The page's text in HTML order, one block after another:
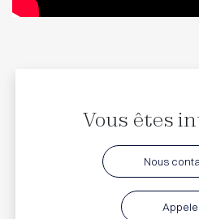
Vous êtes
Nous